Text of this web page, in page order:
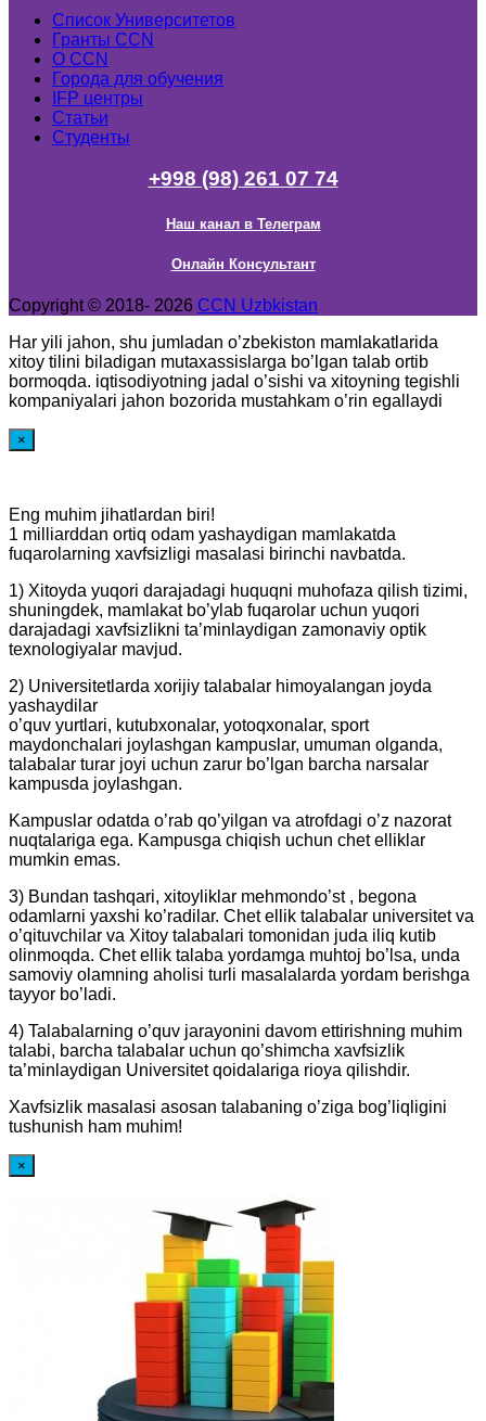
Список Университетов
Гранты ССN
О ССN
Города для обучения
IFP центры
Статьи
Студенты
+998 (98) 261 07 74
Наш канал в Телеграм
Онлайн Консультант
Copyright © 2018- 2026 CCN Uzbkistan
Har yili jahon, shu jumladan o’zbekiston mamlakatlarida
xitoy tilini biladigan mutaxassislarga bo’lgan talab ortib
bormoqda. iqtisodiyotning jadal o’sishi va xitoyning tegishli
kompaniyalari jahon bozorida mustahkam o’rin egallaydi
×
Eng muhim jihatlardan biri!
1 milliarddan ortiq odam yashaydigan mamlakatda
fuqarolarning xavfsizligi masalasi birinchi navbatda.
1) Xitoyda yuqori darajadagi huquqni muhofaza qilish tizimi,
shuningdek, mamlakat bo’ylab fuqarolar uchun yuqori
darajadagi xavfsizlikni ta’minlaydigan zamonaviy optik
texnologiyalar mavjud.
2) Universitetlarda xorijiy talabalar himoyalangan joyda
yashaydilar
o’quv yurtlari, kutubxonalar, yotoqxonalar, sport
maydonchalari joylashgan kampuslar, umuman olganda,
talabalar turar joyi uchun zarur bo’lgan barcha narsalar
kampusda joylashgan.
Kampuslar odatda o’rab qo’yilgan va atrofdagi o’z nazorat
nuqtalariga ega. Kampusga chiqish uchun chet elliklar
mumkin emas.
3) Bundan tashqari, xitoyliklar mehmondo’st , begona
odamlarni yaxshi ko’radilar. Chet ellik talabalar universitet va
o’qituvchilar va Xitoy talabalari tomonidan juda iliq kutib
olinmoqda. Chet ellik talaba yordamga muhtoj bo’lsa, unda
samoviy olamning aholisi turli masalalarda yordam berishga
tayyor bo’ladi.
4) Talabalarning o’quv jarayonini davom ettirishning muhim
talabi, barcha talabalar uchun qo’shimcha xavfsizlik
ta’minlaydigan Universitet qoidalariga rioya qilishdir.
Xavfsizlik masalasi asosan talabaning o’ziga bog’liqligini
tushunish ham muhim!
×